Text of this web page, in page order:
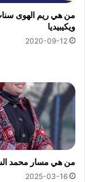
من هي ريم الهوى
ويكيبيديا
2020-09-12
من هي مسار محمد
2025-03-16